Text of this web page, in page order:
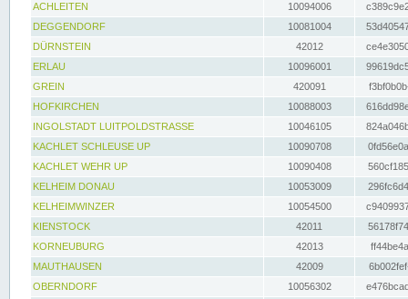
ACHLEITEN
10094006
DEGGENDORF
10081004
DÜRNSTEIN
42012
ERLAU
10096001
GREIN
420091
HOFKIRCHEN
10088003
INGOLSTADT LUITPOLDSTRASSE
10046105
KACHLET SCHLEUSE UP
10090708
KACHLET WEHR UP
10090408
KELHEIM DONAU
10053009
KELHEIMWINZER
10054500
KIENSTOCK
42011
KORNEUBURG
42013
MAUTHAUSEN
42009
OBERNDORF
10056302